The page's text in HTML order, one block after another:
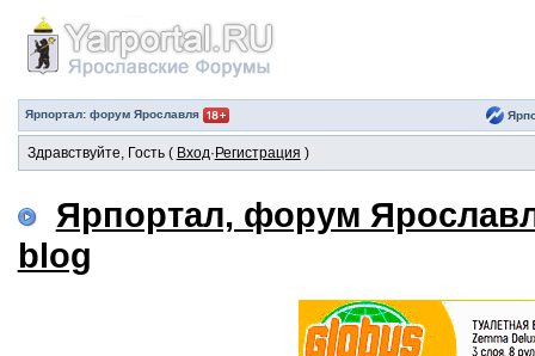
Ярпортал: форум Ярославля
Здравствуйте, Гость ( Вход· Регистрация )
Ярпортал, форум
blog